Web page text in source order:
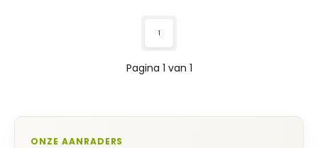
Pagina 1 van 1
1
ONZE AANRADERS